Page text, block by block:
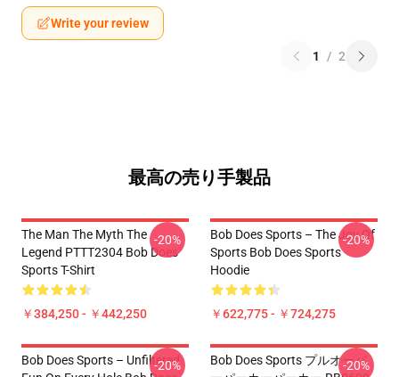
Write your review
1 / 2
最高の売り手製品
The Man The Myth The
Legend PTTT2304 Bob Does
Sports T-Shirt
￥384,250 - ￥442,250
-20%
Bob Does Sports – The Joy Of
Sports Bob Does Sports
Hoodie
￥622,775 - ￥724,275
-20%
Bob Does Sports – Unfiltered
-20%
Bob Does Sports プルオーバ
-20%